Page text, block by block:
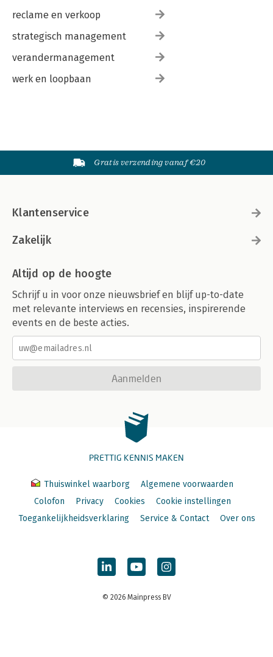
reclame en verkoop
strategisch management
verandermanagement
werk en loopbaan
Gratis verzending vanaf €20
Klantenservice
Zakelijk
Altijd op de hoogte
Schrijf u in voor onze nieuwsbrief en blijf up-to-date
met relevante interviews en recensies, inspirerende
events en de beste acties.
Aanmelden
PRETTIG KENNIS MAKEN
Thuiswinkel waarborg
Algemene voorwaarden
Colofon
Privacy Cookies
Cookie instellingen
Toegankelijkheidsverklaring
Service & Contact Over ons
© 2026 Mainpress BV